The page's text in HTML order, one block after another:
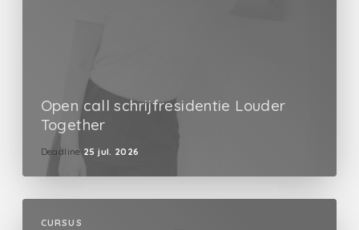
Open call schrijfresidentie Louder
Together
Deadline 25 jul. 2026
CURSUS